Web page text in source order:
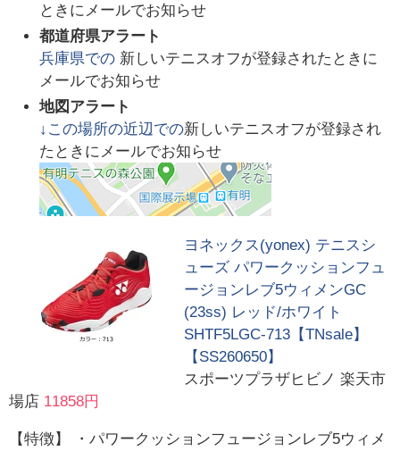
ときにメールでお知らせ
都道府県アラート
兵庫県での 新しいテニスオフが登録されたときに
メールでお知らせ
地図アラート
↓この場所の近辺での新しいテニスオフが登録され
たときにメールでお知らせ
ヨネックス(yonex) テニスシ
ューズ パワークッションフュ
ージョンレブ5ウィメンGC
(23ss) レッド/ホワイト
SHTF5LGC-713【TNsale】
【SS260650】
スポーツプラザヒビノ 楽天市
場店 11858円
【特徴】 ・パワークッションフュージョンレブ5ウィメ